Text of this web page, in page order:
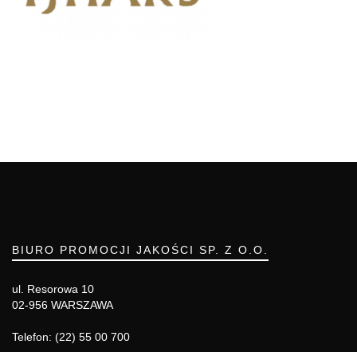
BIURO PROMOCJI JAKOŚCI SP. Z O.O.
ul. Resorowa 10
02-956 WARSZAWA
Telefon: (22) 55 00 700